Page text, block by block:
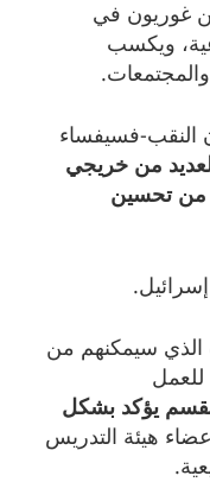
غوريون في
ويكسب
النقب-فسيفساء
من خريجي
من تحسين
الذي سيمكنهم من
للعمل
يؤكد بشكل
هيئة التدريس